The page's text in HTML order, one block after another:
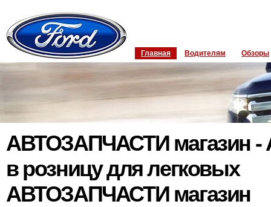
Главная Водителям Обзоры
АВТОЗАПЧАСТИ магазин -
в розницу для легковых
АВТОЗАПЧАСТИ магазин